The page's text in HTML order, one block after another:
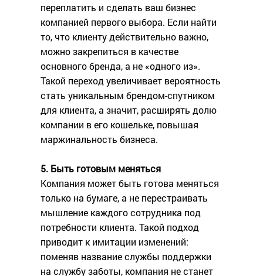
переплатить и сделать ваш бизнес
компанией первого выбора. Если найти
то, что клиенту действительно важно,
можно закрепиться в качестве
основного бренда, а не «одного из».
Такой переход увеличивает вероятность
стать уникальным брендом-спутником
для клиента, а значит, расширять долю
компании в его кошельке, повышая
маржинальность бизнеса.
5. Быть готовым меняться
Компания может быть готова меняться
только на бумаге, а не перестраивать
мышление каждого сотрудника под
потребности клиента. Такой подход
приводит к имитации изменений:
поменяв название службы поддержки
на службу заботы, компания не станет